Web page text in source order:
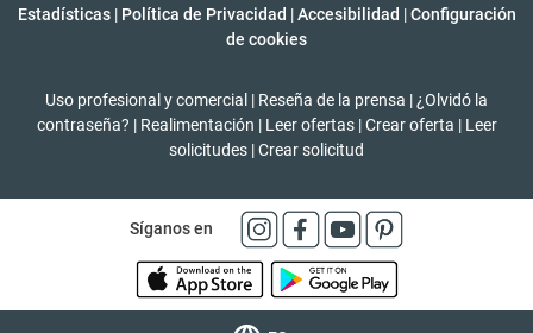
Estadísticas | Política de Privacidad | Accesibilidad | Configuración
de cookies
Uso profesional y comercial | Reseña de la prensa | ¿Olvidó la
contraseña? | Realimentación | Leer ofertas | Crear oferta | Leer
solicitudes |Crear solicitud
Síganos en